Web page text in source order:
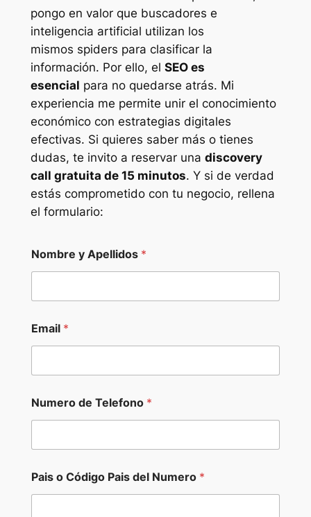
pongo en valor que buscadores e
inteligencia artificial utilizan los
mismos spiders para clasificar la
información. Por ello, el SEO es
esencial para no quedarse atrás. Mi
experiencia me permite unir el conocimiento
económico con estrategias digitales
efectivas. Si quieres saber más o tienes
dudas, te invito a reservar una discovery
call gratuita de 15 minutos. Y si de verdad
estás comprometido con tu negocio, rellena
el formulario:
Nombre y Apellidos *
Email *
Numero de Telefono *
Pais o Código Pais del Numero *